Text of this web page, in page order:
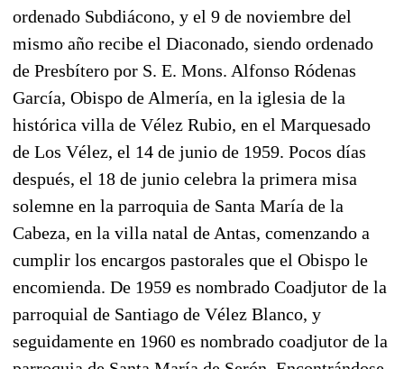
ordenado Subdiácono, y el 9 de noviembre del
mismo año recibe el Diaconado, siendo ordenado
de Presbítero por S. E. Mons. Alfonso Ródenas
García, Obispo de Almería, en la iglesia de la
histórica villa de Vélez Rubio, en el Marquesado
de Los Vélez, el 14 de junio de 1959. Pocos días
después, el 18 de junio celebra la primera misa
solemne en la parroquia de Santa María de la
Cabeza, en la villa natal de Antas, comenzando a
cumplir los encargos pastorales que el Obispo le
encomienda. De 1959 es nombrado Coadjutor de la
parroquial de Santiago de Vélez Blanco, y
seguidamente en 1960 es nombrado coadjutor de la